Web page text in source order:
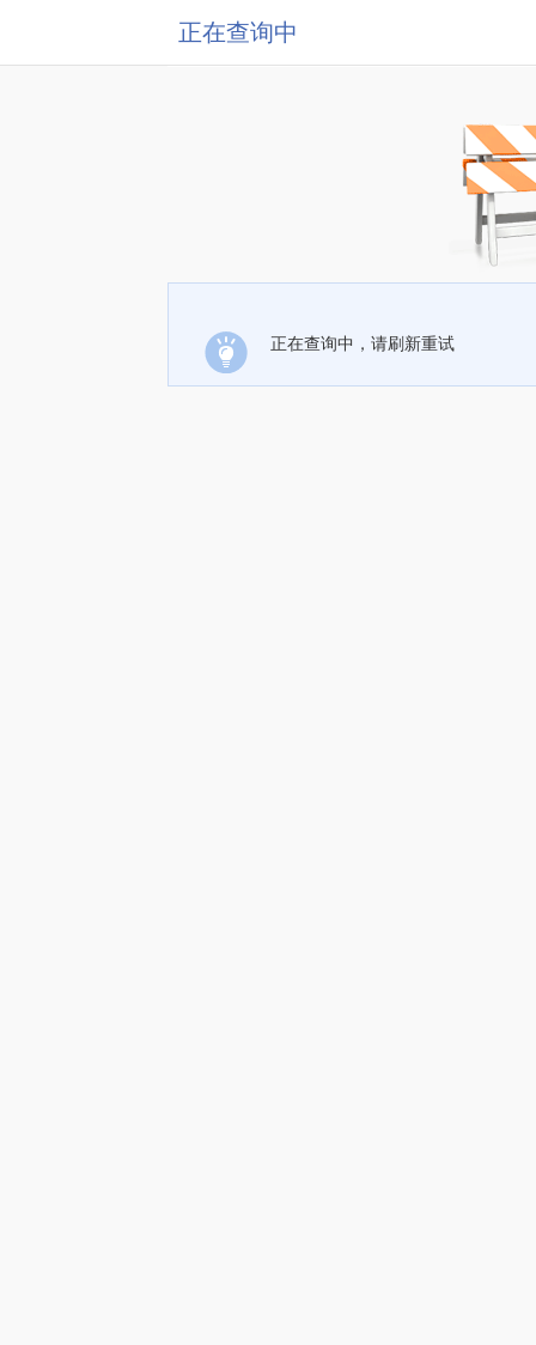
正在查询中
正在查询中，请刷新重试